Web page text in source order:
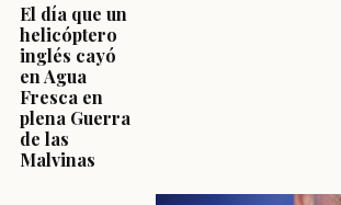
El día que un
helicóptero
inglés cayó
en Agua
Fresca en
plena Guerra
de las
Malvinas